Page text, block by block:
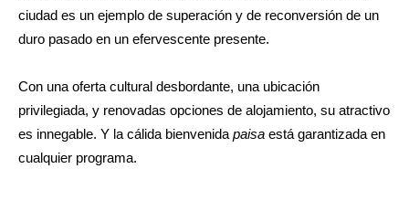
ciudad es un ejemplo de superación y de reconversión de un
duro pasado en un efervescente presente.
Con una oferta cultural desbordante, una ubicación
privilegiada, y renovadas opciones de alojamiento, su atractivo
es innegable. Y la cálida bienvenida paisa está garantizada en
cualquier programa.